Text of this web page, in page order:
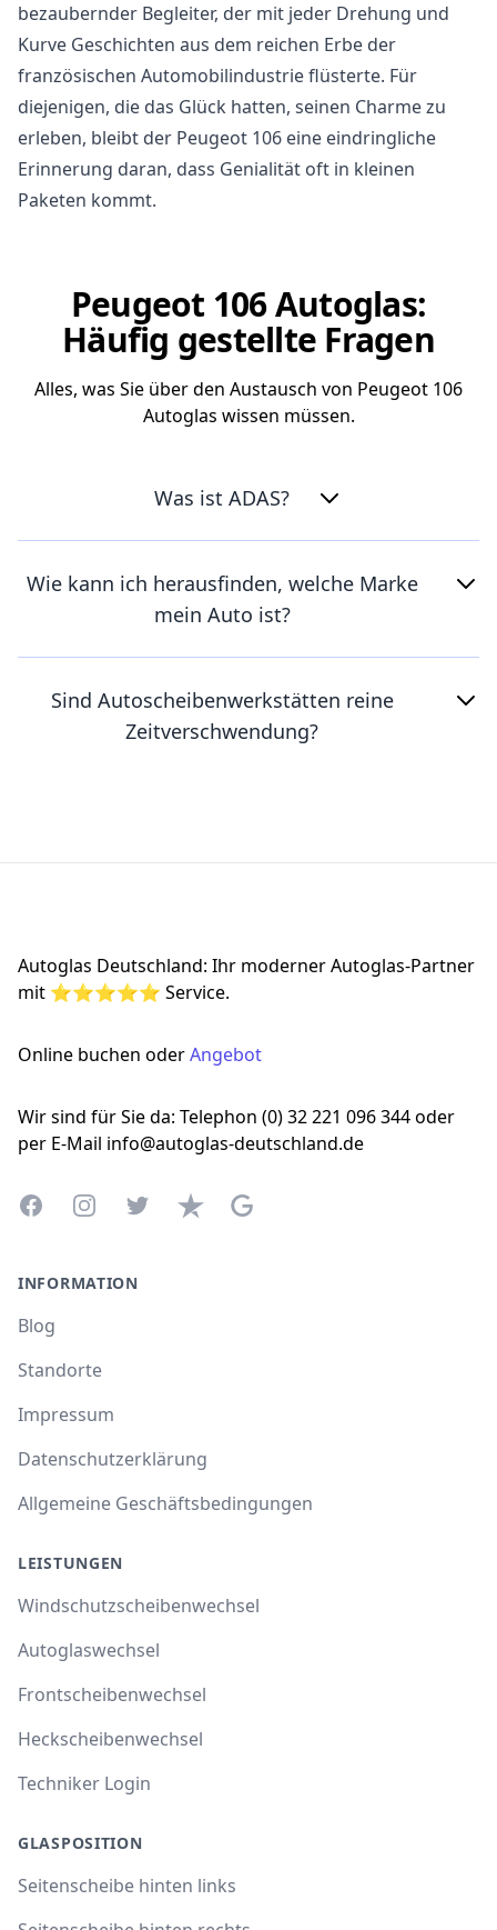
bezaubernder Begleiter, der mit jeder Drehung und
Kurve Geschichten aus dem reichen Erbe der
französischen Automobilindustrie flüsterte. Für
diejenigen, die das Glück hatten, seinen Charme zu
erleben, bleibt der Peugeot 106 eine eindringliche
Erinnerung daran, dass Genialität oft in kleinen
Paketen kommt.
Peugeot 106 Autoglas:
Häufig gestellte Fragen
Alles, was Sie über den Austausch von Peugeot 106
Autoglas wissen müssen.
Was ist ADAS?
Wie kann ich herausfinden, welche Marke
mein Auto ist?
Sind Autoscheibenwerkstätten reine
Zeitverschwendung?
Autoglas Deutschland: Ihr moderner Autoglas-Partner
mit ⭐⭐⭐⭐⭐ Service.
Online buchen oderAngebot
Wir sind für Sie da: Telephon (0) 32 221 096 344 oder
per E-Mail info@autoglas-deutschland.de
FacebookInstagramTwitterTrustpilotGoogle Business Profile
INFORMATION
Blog
Standorte
Impressum
Datenschutzerklärung
Allgemeine Geschäftsbedingungen
LEISTUNGEN
Windschutzscheibenwechsel
Autoglaswechsel
Frontscheibenwechsel
Heckscheibenwechsel
Techniker Login
GLASPOSITION
Seitenscheibe hinten links